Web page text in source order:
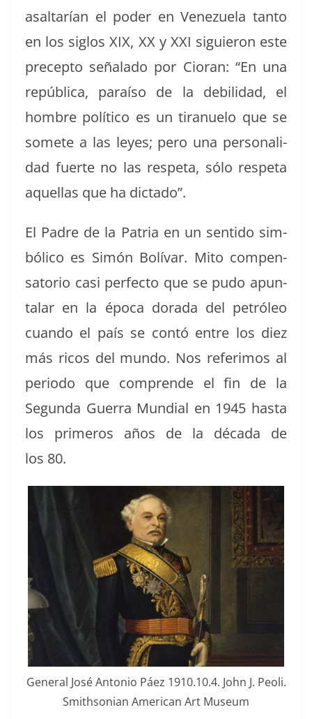
asaltarían el poder en Venezuela tan­to
en los sig­los XIX, XX y XXI sigu­ieron este
pre­cep­to señal­a­do por Cio­ran: “En una
repúbli­ca, paraí­so de la debil­i­dad, el
hom­bre políti­co es un tiranue­lo que se
somete a las leyes; pero una per­son­al­i­
dad fuerte no las respe­ta, sólo respe­ta
aque­l­las que ha dictado”.
El Padre de la Patria en un sen­ti­do sim­
bóli­co es Simón Bolí­var. Mito com­pen­
sato­rio casi per­fec­to que se pudo apun­
ta­lar en la época dora­da del petróleo
cuan­do el país se con­tó entre los diez
más ricos del mun­do. Nos refe­r­i­mos al
peri­o­do que com­prende el fin de la
Segun­da Guer­ra Mundi­al en 1945 has­ta
los primeros años de la déca­da de
los 80.
Gen­er­al José Anto­nio Páez 1910.10.4. John J. Peoli.
Smith­son­ian Amer­i­can Art Museum